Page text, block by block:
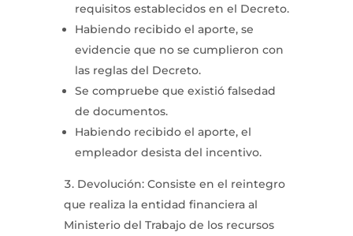
requisitos establecidos en el Decreto.
Habiendo recibido el aporte, se
evidencie que no se cumplieron con
las reglas del Decreto.
Se compruebe que existió falsedad
de documentos.
Habiendo recibido el aporte, el
empleador desista del incentivo.
Devolución: Consiste en el reintegro
que realiza la entidad financiera al
Ministerio del Trabajo de los recursos